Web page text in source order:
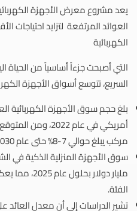
يعد مشروع معرض الأجهزة
العوائد المرتفعة لتزايد احتياجات
الكهربائية
التي أصبحت جزءاً أساسياً من الحياة
السريع، تتوسع أسواق الأجهزة
أمريكي في عام
مركب يبلغ حوالي 7-8% حتى عام 2030.
مليار دولار
الفئة.